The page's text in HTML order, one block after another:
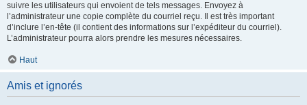
suivre les utilisateurs qui envoient de tels messages. Envoyez à
l’administrateur une copie complète du courriel reçu. Il est très important
d’inclure l’en-tête (il contient des informations sur l’expéditeur du courriel).
L’administrateur pourra alors prendre les mesures nécessaires.
Haut
Amis et ignorés